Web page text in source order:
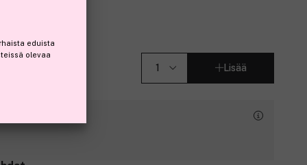
G5
Lisää
eduista
olevaa